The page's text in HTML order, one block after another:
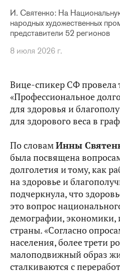
И. Святенко: На
народных художественных
представители 52 регионов
8 июля 2026 г.
Вице-спикер СФ провела
«Профессиональное
для здоровья и
для здорового веса в
По словамИнны
была посвящена
долголетия и тому, как
на здоровье и
подчеркнула, что
это вопрос
демографии, экономики,
страны. «Согласно
населения, более трети
малоподвижный образ
сталкиваются с